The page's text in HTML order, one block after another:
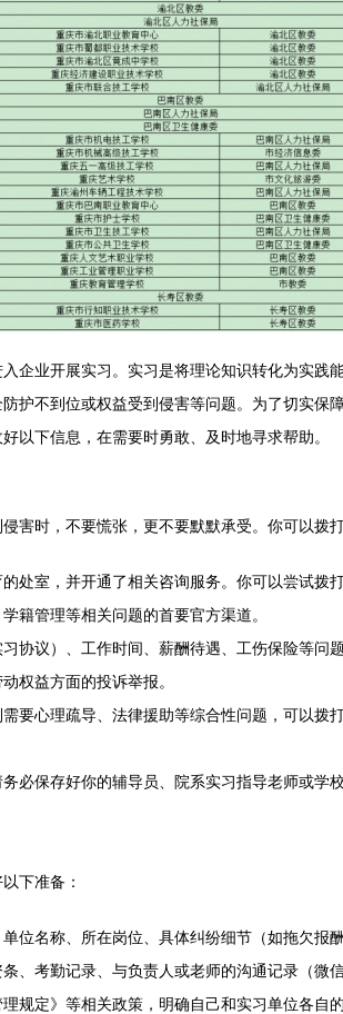
企业开展实习。实习是将理论知识转化为实
护不到位或权益受到侵害等问题。为了切实
以下信息，在需要时勇敢、及时地寻求帮助。
害时，不要慌张，更不要默默承受。你可以拨
处室，并开通了相关咨询服务。你可以尝试拨
籍管理等相关问题的首要官方渠道。
协议）、工作时间、薪酬待遇、工伤保险等问
权益方面的投诉举报。
要心理疏导、法律援助等综合性问题，可以拨
必保存好你的辅导员、院系实习指导老师或
下准备：
位名称、所在岗位、具体纠纷细节（如拖欠报
、考勤记录、与负责人或老师的沟通记录（微
规定》等相关政策，明确自己和实习单位各自